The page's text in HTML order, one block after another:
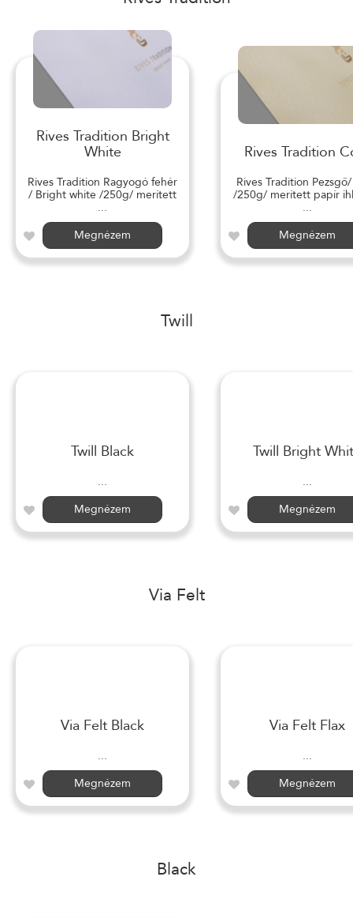
Rives Tradition Bright
White
Rives Tradition Ragyogó fehér
/ Bright white /250g/ merített
...
Megnézem
Rives Tradition
Rives Tradition
/250g/ merített papír
...
Megnézem
Twill
Twill Black
...
Megnézem
Twill Bright
...
Megnézem
Via Felt
Via Felt Black
...
Megnézem
Via Felt Flax
...
Megnézem
Black